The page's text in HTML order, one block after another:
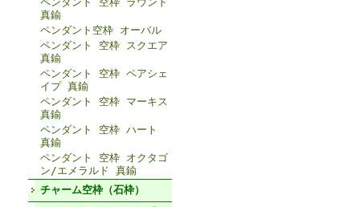
真鍮
ペンダント空枠 オーバル
ペンダント 空枠 スクエア
真鍮
ペンダント 空枠 ペアシェ
イプ 真鍮
ペンダント 空枠 マーキス
真鍮
ペンダント 空枠 ハート
真鍮
ペンダント 空枠 オクタゴ
ン/エメラルド 真鍮
チャーム空枠（石枠）